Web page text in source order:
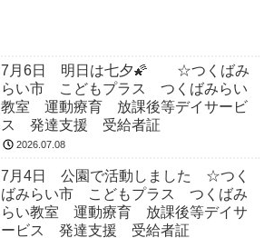
7月6日 明日は七夕🌠 ☆つくばみ
らい市 こどもプラス つくばみらい
教室 運動療育 放課後等デイサービ
ス 発達支援 受給者証
2026.07.08
7月4日 公園で活動しました ☆つく
ばみらい市 こどもプラス つくばみ
らい教室 運動療育 放課後等デイサ
ービス 発達支援 受給者証